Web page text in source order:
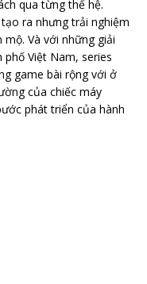
qua từng thế hệ.
ra nhưng trải nghiệm
Và với những giải
Việt Nam, series
game bài rộng với ở
của chiếc máy
phát triển của hành